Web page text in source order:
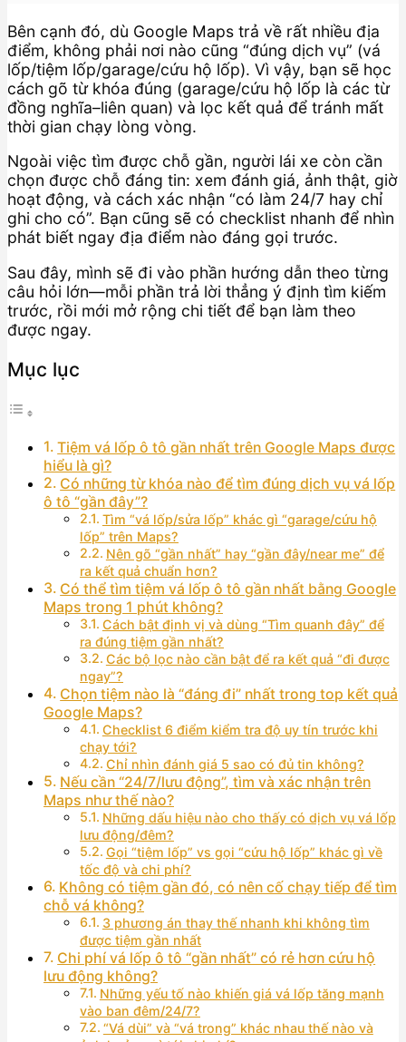
Bên cạnh đó, dù Google Maps trả về rất nhiều địa
điểm, không phải nơi nào cũng “đúng dịch vụ” (vá
lốp/tiệm lốp/garage/cứu hộ lốp). Vì vậy, bạn sẽ học
cách gõ từ khóa đúng (garage/cứu hộ lốp là các từ
đồng nghĩa–liên quan) và lọc kết quả để tránh mất
thời gian chạy lòng vòng.
Ngoài việc tìm được chỗ gần, người lái xe còn cần
chọn được chỗ đáng tin: xem đánh giá, ảnh thật, giờ
hoạt động, và cách xác nhận “có làm 24/7 hay chỉ
ghi cho có”. Bạn cũng sẽ có checklist nhanh để nhìn
phát biết ngay địa điểm nào đáng gọi trước.
Sau đây, mình sẽ đi vào phần hướng dẫn theo từng
câu hỏi lớn—mỗi phần trả lời thẳng ý định tìm kiếm
trước, rồi mới mở rộng chi tiết để bạn làm theo
được ngay.
Mục lục
Tiệm vá lốp ô tô gần nhất trên Google Maps được
hiểu là gì?
Có những từ khóa nào để tìm đúng dịch vụ vá lốp
ô tô “gần đây”?
Tìm “vá lốp/sửa lốp” khác gì “garage/cứu hộ
lốp” trên Maps?
Nên gõ “gần nhất” hay “gần đây/near me” để
ra kết quả chuẩn hơn?
Có thể tìm tiệm vá lốp ô tô gần nhất bằng Google
Maps trong 1 phút không?
Cách bật định vị và dùng “Tìm quanh đây” để
ra đúng tiệm gần nhất?
Các bộ lọc nào cần bật để ra kết quả “đi được
ngay”?
Chọn tiệm nào là “đáng đi” nhất trong top kết quả
Google Maps?
Checklist 6 điểm kiểm tra độ uy tín trước khi
chạy tới?
Chỉ nhìn đánh giá 5 sao có đủ tin không?
Nếu cần “24/7/lưu động”, tìm và xác nhận trên
Maps như thế nào?
Những dấu hiệu nào cho thấy có dịch vụ vá lốp
lưu động/đêm?
Gọi “tiệm lốp” vs gọi “cứu hộ lốp” khác gì về
tốc độ và chi phí?
Không có tiệm gần đó, có nên cố chạy tiếp để tìm
chỗ vá không?
3 phương án thay thế nhanh khi không tìm
được tiệm gần nhất
Chi phí vá lốp ô tô “gần nhất” có rẻ hơn cứu hộ
lưu động không?
Những yếu tố nào khiến giá vá lốp tăng mạnh
vào ban đêm/24/7?
“Vá dùi” và “vá trong” khác nhau thế nào và